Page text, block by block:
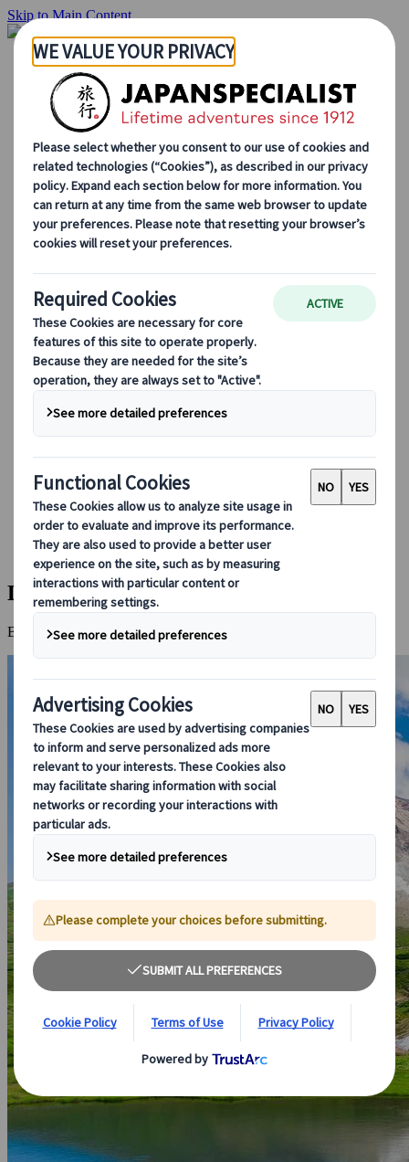
Skip to Main Content
Startside
Rejser
Individuelle rejser
Grupperejser
Kør-selv ferie
Udflugter
Skræddersyede grupperejser
Japan Rail Pass
Sådan arbejder vi
Om os
Vores team
Bliv en del af vores team
Sæsonbestemte rejsetips
Hovedattraktioner
Kulturelle indsigter
Kulinariske oplevelser
Opdag Japan i tog
Ofte stillede spørgsmål
Vigtige oplysninger
Etikette i Japan
Bilkørsel i Japan
Booking hos os
Japan Rail Pass
Indkvartering
Online rejserådgivning
Japanspecialist
Destinationer
Alle destinationer
Daisetsuzan Nationalpark
Daisetsuzan Nationalpark
Bjerglandskaber og varme kilder, i hjertet af Hokkaido.